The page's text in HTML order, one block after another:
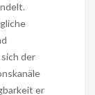
der
er